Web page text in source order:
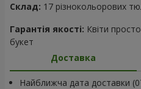
Склад: 17 різнокольорових
Гарантія якості: Квіти
букет
Доставка
Найближча дата доставки